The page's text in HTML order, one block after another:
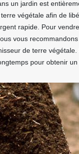
un jardin est
végétale afin de
rapide. Pour
vous
de terre
pour obtenir un